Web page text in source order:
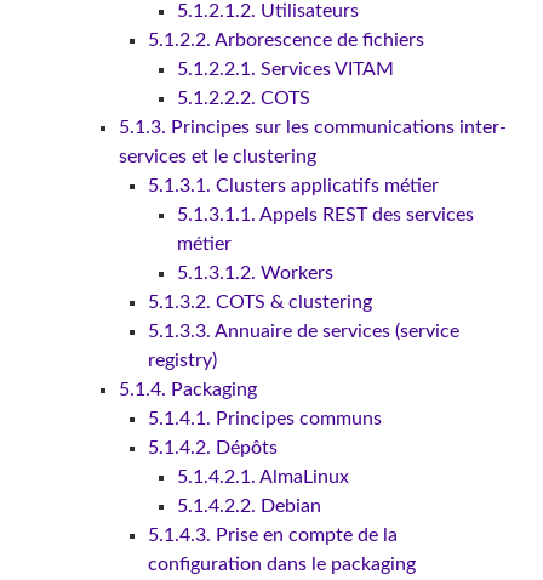
5.1.2.1.2. Utilisateurs
5.1.2.2. Arborescence de fichiers
5.1.2.2.1. Services VITAM
5.1.2.2.2. COTS
5.1.3. Principes sur les communications inter-
services et le clustering
5.1.3.1. Clusters applicatifs métier
5.1.3.1.1. Appels REST des services
métier
5.1.3.1.2. Workers
5.1.3.2. COTS & clustering
5.1.3.3. Annuaire de services (service
registry)
5.1.4. Packaging
5.1.4.1. Principes communs
5.1.4.2. Dépôts
5.1.4.2.1. AlmaLinux
5.1.4.2.2. Debian
5.1.4.3. Prise en compte de la
configuration dans le packaging